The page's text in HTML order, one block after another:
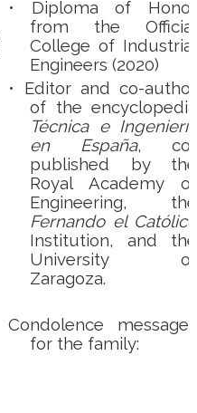
• Diploma of Honor
from the Official
College of Industrial
Engineers (2020)
• Editor and co-author
of the encyclopedia
Técnica e Ingeniería
en España, co-
published by the
Royal Academy of
Engineering, the
Fernando el Católico
Institution, and the
University of
Zaragoza.
Condolence messages
for the family: